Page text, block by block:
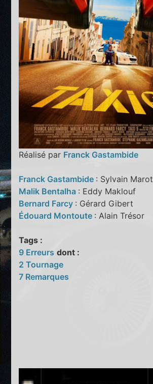
Réalisé par Franck Gastambide
Franck Gastambide : Sylvain Marot
Malik Bentalha : Eddy Maklouf
Bernard Farcy : Gérard Gibert
Édouard Montoute : Alain Trésor
Tags :
9 Erreurs dont :
2 Tournage
7 Remarques